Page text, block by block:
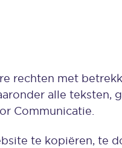
rechten met
alle teksten,
Communicatie.
te kopiëren, te